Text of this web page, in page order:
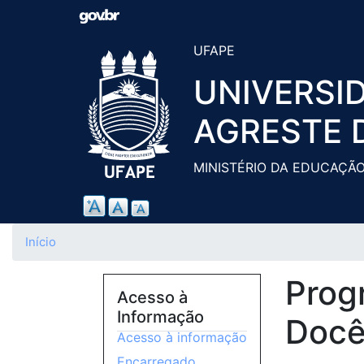
UFAPE
AGRESTE
MINISTÉRIO DA
Início
Acesso à
Informação
Acesso à informação